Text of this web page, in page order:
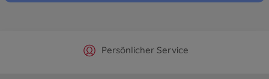
Offizieller Hersteller Shop
Persönlicher Service
Versandkostenfrei ab 25€
Schnelle Lieferung